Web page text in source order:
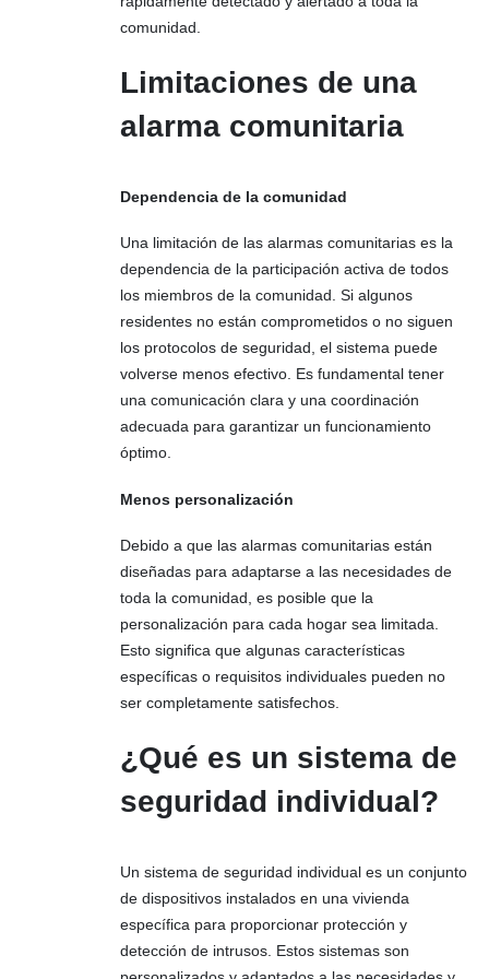
comunidad.
Limitaciones de una
alarma comunitaria
Dependencia de la comunidad
Una limitación de las alarmas comunitarias es la
dependencia de la participación activa de todos
los miembros de la comunidad. Si algunos
residentes no están comprometidos o no siguen
los protocolos de seguridad, el sistema puede
volverse menos efectivo. Es fundamental tener
una comunicación clara y una coordinación
adecuada para garantizar un funcionamiento
óptimo.
Menos personalización
Debido a que las alarmas comunitarias están
diseñadas para adaptarse a las necesidades de
toda la comunidad, es posible que la
personalización para cada hogar sea limitada.
Esto significa que algunas características
específicas o requisitos individuales pueden no
ser completamente satisfechos.
¿Qué es un sistema de
seguridad individual?
Un sistema de seguridad individual es un conjunto
de dispositivos instalados en una vivienda
específica para proporcionar protección y
detección de intrusos. Estos sistemas son